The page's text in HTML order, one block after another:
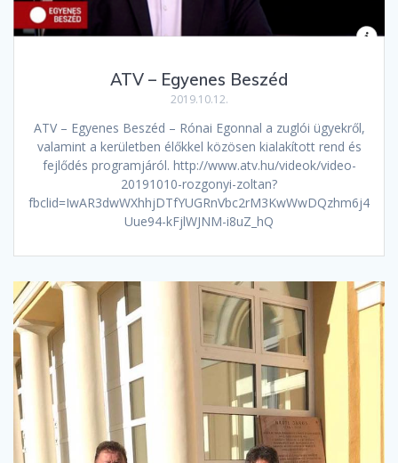
ATV – Egyenes Beszéd
2019.10.12.
ATV – Egyenes Beszéd – Rónai Egonnal a zuglói ügyekről,
valamint a kerületben élőkkel közösen kialakított rend és
fejlődés programjáról. http://www.atv.hu/videok/video-
20191010-rozgonyi-zoltan?
fbclid=IwAR3dwWXhhjDTfYUGRnVbc2rM3KwWwDQzhm6j4
Uue94-kFjlWJNM-i8uZ_hQ